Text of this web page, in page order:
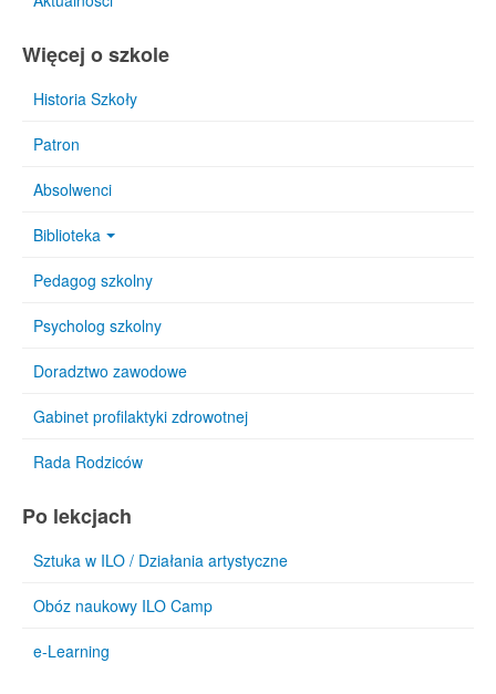
Więcej o szkole
Historia Szkoły
Patron
Absolwenci
Biblioteka
Pedagog szkolny
Psycholog szkolny
Doradztwo zawodowe
Gabinet profilaktyki zdrowotnej
Rada Rodziców
Po lekcjach
Sztuka w ILO / Działania artystyczne
Obóz naukowy ILO Camp
e-Learning